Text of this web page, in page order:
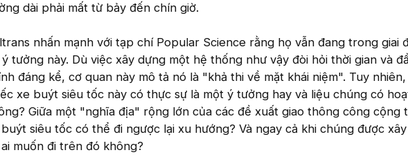
dài phải mất từ bảy đến chín giờ.
nhấn mạnh với tạp chí Popular Science rằng họ vẫn đang trong giai
tưởng này. Dù việc xây dựng một hệ thống như vậy đòi hỏi thời gian và
đáng kể, cơ quan này mô tả nó là "khả thi về mặt khái niệm". Tuy
xe buýt siêu tốc này có thực sự là một ý tưởng hay và liệu chúng có
Giữa một "nghĩa địa" rộng lớn của các đề xuất giao thông công cộng
siêu tốc có thể đi ngược lại xu hướng? Và ngay cả khi chúng được
muốn đi trên đó không?